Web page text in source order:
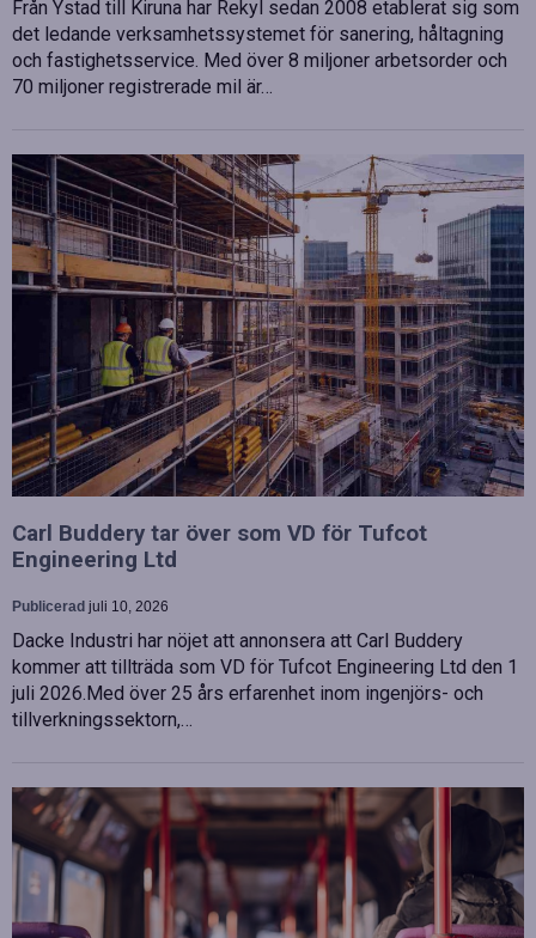
Från Ystad till Kiruna har Rekyl sedan 2008 etablerat sig som
det ledande verksamhetssystemet för sanering, håltagning
och fastighetsservice. Med över 8 miljoner arbetsorder och
70 miljoner registrerade mil är…
Carl Buddery tar över som VD för Tufcot
Engineering Ltd
Publicerad juli 10, 2026
Dacke Industri har nöjet att annonsera att Carl Buddery
kommer att tillträda som VD för Tufcot Engineering Ltd den 1
juli 2026.Med över 25 års erfarenhet inom ingenjörs- och
tillverkningssektorn,…